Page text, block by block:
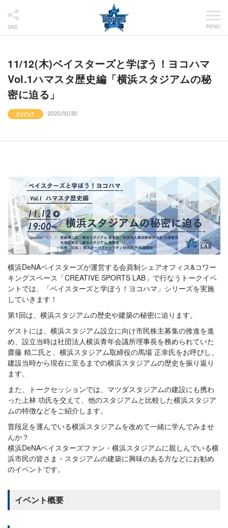
SNS MENU
11/12(木)ベイスターズと学ぼう！ヨコハマ
Vol.1ハマスタ歴史編「横浜スタジアムの秘
密に迫る」
EVENT 2020/10/30
横浜DeNAベイスターズが運営する会員制シェアオフィス&コワー
キングスペース「CREATIVE SPORTS LAB」で行なうトークイベ
ントでは、「ベイスターズと学ぼう！ヨコハマ」シリーズを実施
していきます！
第1回は、横浜スタジアムの歴史や建築の秘密に迫ります。
ゲストには、横浜スタジアム設立に向け市民株主募集の推進を進
め、設立当時は社団法人横浜青年会議所理事長を務められていた
齋藤 精二氏と、横浜スタジアム取締役の馬場 正幸氏をお呼びし、
建設当時から現在に至るまでの横浜スタジアムの歴史を振り返り
ます。
また、トークセッションでは、マツダスタジアムの建設にも携わ
った上林 功氏を交えて、他のスタジアムと比較した横浜スタジア
ムの特徴などをご紹介します。
普段足を運んでいる横浜スタジアムを改めて一緒に学んでみませ
んか？
横浜DeNAベイスターズファン・横浜スタジアムに親しんでいる横
浜市民の皆さま・スタジアムの建築に興味のある方などにお勧め
のイベントです。
イベント概要